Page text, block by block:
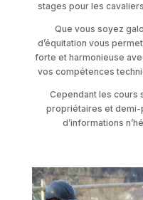
stages pour les
Que vous soyez
d’équitation vous
forte et harmonieuse
vos compétences
Cependant les cours
propriétaires et demi-
d’informations